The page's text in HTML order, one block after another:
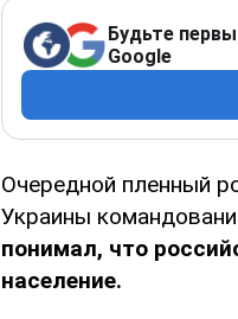
Будьте
Google
Очередной пленный
Украины
понимал, что
население.